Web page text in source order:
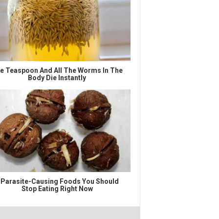
Teaspoon And All The Worms In The
Body Die Instantly
Causing Foods You Should
Stop Eating Right Now